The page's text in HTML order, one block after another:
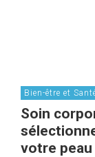
Bien-être et
Soin
votre peau